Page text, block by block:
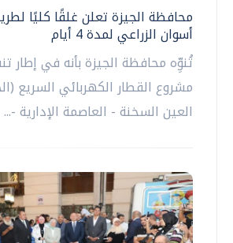
محافظة الجيزة تعلن غلقًا كليًا
أسوان الزراعي لمدة 4 أيام
تُنوِّه محافظة الجيزة بأنه في إطار
مشروع القطار الكهربائي السريع
العين السخنة - العاصمة الإدارية -...